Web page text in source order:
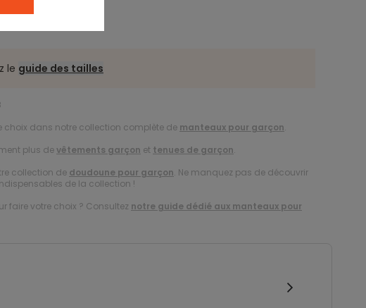
le guide des tailles
choix dans notre collection complète de manteaux pour garçon.
plus devêtements garçon et tenues de garçon.
collection de doudoune pour garçon. Ne manquez pas de découvrir
de la collection !
faire votre choix ? Consultez notre guide dédié aux manteaux pour